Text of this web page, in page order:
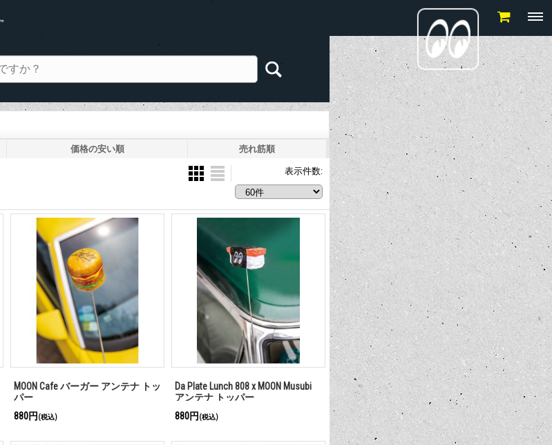
価格の安い順 売れ筋順
表示件数:
MOON Cafe バーガー アンテナ トッ
パー
880円 (税込)
Da Plate Lunch 808 x MOON Musubi
アンテナ トッパー
880円 (税込)